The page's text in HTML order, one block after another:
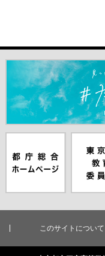
＃だから都立高（別
ムページ（別
ウインドウが
員会（
ンドウ
このサイトについて